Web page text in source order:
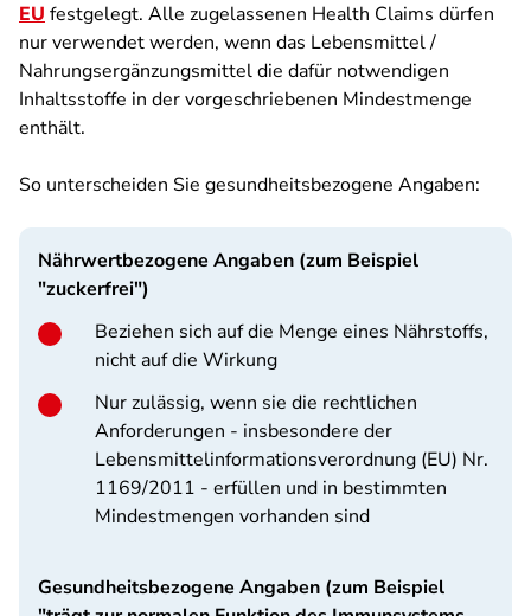
EU festgelegt. Alle zugelassenen Health Claims dürfen
nur verwendet werden, wenn das Lebensmittel /
Nahrungsergänzungsmittel die dafür notwendigen
Inhaltsstoffe in der vorgeschriebenen Mindestmenge
enthält.
So unterscheiden Sie gesundheitsbezogene Angaben:
Nährwertbezogene Angaben (zum Beispiel
"zuckerfrei")
Beziehen sich auf die Menge eines Nährstoffs,
nicht auf die Wirkung
Nur zulässig, wenn sie die rechtlichen
Anforderungen - insbesondere der
Lebensmittelinformationsverordnung (EU) Nr.
1169/2011 - erfüllen und in bestimmten
Mindestmengen vorhanden sind
Gesundheitsbezogene Angaben (zum Beispiel